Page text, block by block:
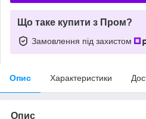
Що таке купити з Пром?
Замовлення під захистом
Опис Характеристики
Опис